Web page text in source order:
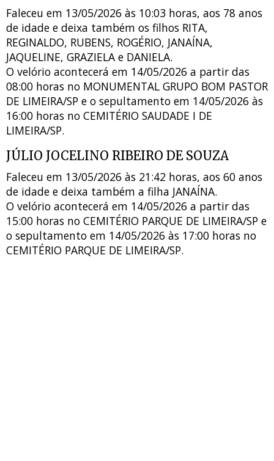
Faleceu em 13/05/2026 às 10:03 horas, aos 78 anos
de idade e deixa também os filhos RITA,
REGINALDO, RUBENS, ROGÉRIO, JANAÍNA,
JAQUELINE, GRAZIELA e DANIELA.
O velório acontecerá em 14/05/2026 a partir das
08:00 horas no MONUMENTAL GRUPO BOM PASTOR
DE LIMEIRA/SP e o sepultamento em 14/05/2026 às
16:00 horas no CEMITÉRIO SAUDADE I DE
LIMEIRA/SP.
JÚLIO JOCELINO RIBEIRO DE SOUZA
Faleceu em 13/05/2026 às 21:42 horas, aos 60 anos
de idade e deixa também a filha JANAÍNA.
O velório acontecerá em 14/05/2026 a partir das
15:00 horas no CEMITÉRIO PARQUE DE LIMEIRA/SP e
o sepultamento em 14/05/2026 às 17:00 horas no
CEMITÉRIO PARQUE DE LIMEIRA/SP.